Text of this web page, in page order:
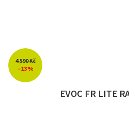
4 590 Kč
–13 %
EVOC FR LITE